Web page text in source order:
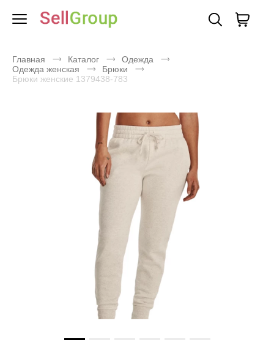
Главная Каталог
Одежда
Одежда женская
Брюки
Брюки женские 1379438-783